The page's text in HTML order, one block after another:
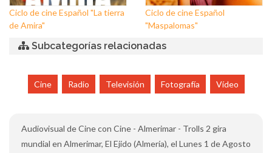
Ciclo de cine Español "La tierra
de Amira"
Ciclo de cine Español
"Maspalomas"
Subcategorías relacionadas
Cine Radio Televisión Fotografía Vídeo
Audiovisual de Cine con Cine - Almerimar - Trolls 2 gira
mundial en Almerimar, El Ejido (Almería), el Lunes 1 de Agosto